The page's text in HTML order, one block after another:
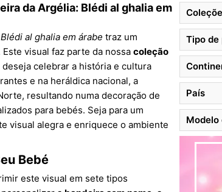
da Argélia: Blédi al ghalia em
Blédi al ghalia em árabe traz um
visual faz parte da nossa coleção
celebrar a história e cultura
e na heráldica nacional, a
resultando numa decoração de
para bebés. Seja para um
visual alegra e enriquece o ambiente
Bebé
este visual em sete tipos
Tipo de
País
Modelo